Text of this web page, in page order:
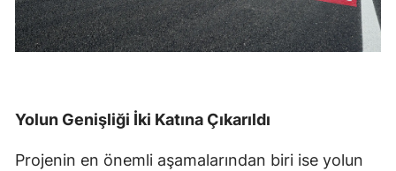
Yolun Genişliği İki Katına Çıkarıldı
Projenin en önemli aşamalarından biri ise yolun